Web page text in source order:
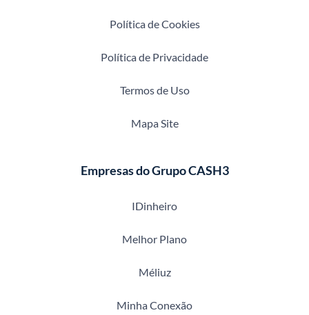
Política de Cookies
Política de Privacidade
Termos de Uso
Mapa Site
Empresas do Grupo CASH3
IDinheiro
Melhor Plano
Méliuz
Minha Conexão